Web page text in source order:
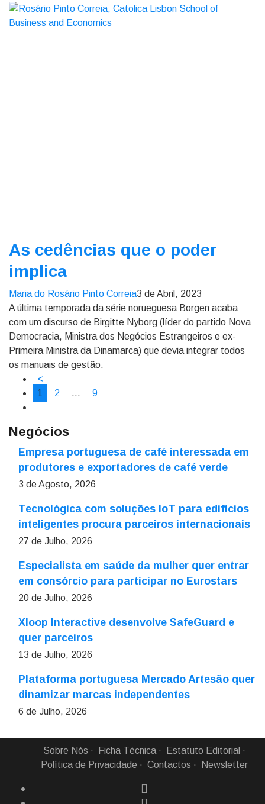
As cedências que o poder
implica
Maria do Rosário Pinto Correia3 de Abril, 2023
A última temporada da série norueguesa Borgen acaba
com um discurso de Birgitte Nyborg (líder do partido Nova
Democracia, Ministra dos Negócios Estrangeiros e ex-
Primeira Ministra da Dinamarca) que devia integrar todos
os manuais de gestão.
<
1
2 … 9
Negócios
Empresa portuguesa de café interessada em
produtores e exportadores de café verde
3 de Agosto, 2026
Tecnológica com soluções IoT para edifícios
inteligentes procura parceiros internacionais
27 de Julho, 2026
Especialista em saúde da mulher quer entrar
em consórcio para participar no Eurostars
20 de Julho, 2026
Xloop Interactive desenvolve SafeGuard e
quer parceiros
13 de Julho, 2026
Plataforma portuguesa Mercado Artesão quer
dinamizar marcas independentes
6 de Julho, 2026
Sobre Nós Ficha Técnica
Estatuto Editorial
Política de Privacidade
Contactos Newsletter